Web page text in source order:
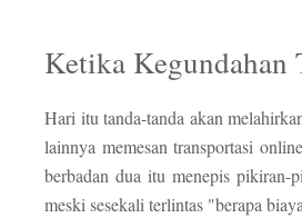
Ketika Kegundahan
Hari itu tanda-tanda akan
lainnya memesan transportasi
berbadan dua itu menepis pikiran-
meski sesekali terlintas "berapa